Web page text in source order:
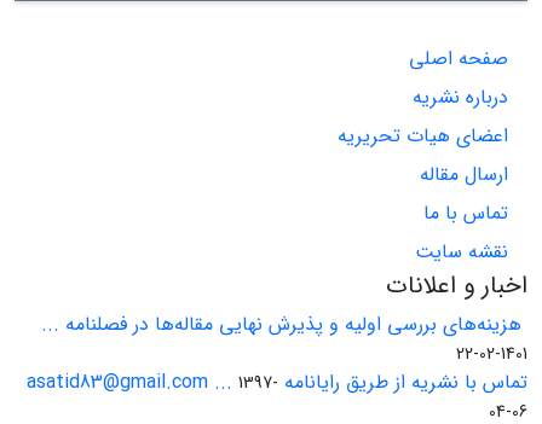
صفحه اصلی
درباره نشریه
اعضای هیات تحریریه
ارسال مقاله
تماس با ما
نقشه سایت
اخبار و اعلانات
هزینه‌های بررسی اولیه و پذیرش نهایی مقاله‌ها در فصلنامه ...
1401-02-22
تماس با نشریه از طریق رایانامه asatid83@gmail.com ... 1397-
04-06